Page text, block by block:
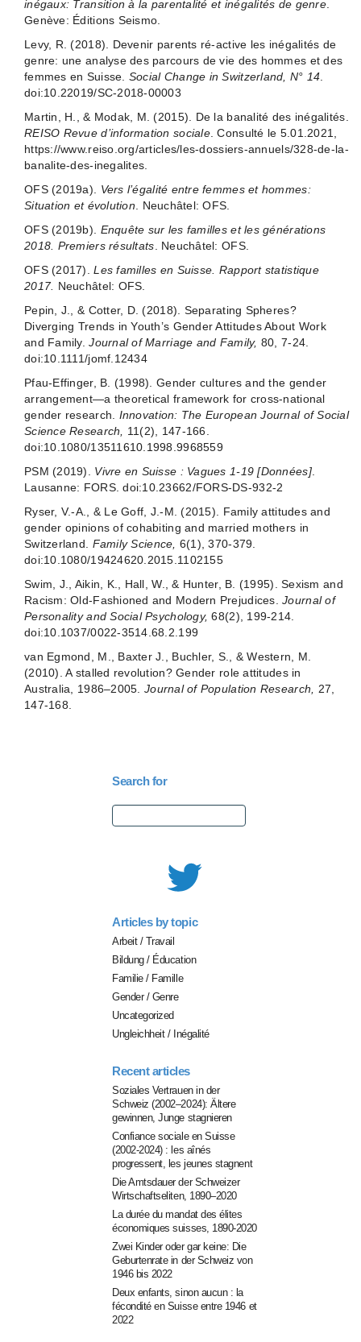
inégaux: Transition à la parentalité et inégalités de genre.
Genève: Éditions Seismo.
Levy, R. (2018). Devenir parents ré-active les inégalités de
genre: une analyse des parcours de vie des hommes et des
femmes en Suisse. Social Change in Switzerland, N° 14.
doi:10.22019/SC-2018-00003
Martin, H., & Modak, M. (2015). De la banalité des inégalités.
REISO Revue d’information sociale. Consulté le 5.01.2021,
https://www.reiso.org/articles/les-dossiers-annuels/328-de-la-
banalite-des-inegalites.
OFS (2019a). Vers l’égalité entre femmes et hommes:
Situation et évolution. Neuchâtel: OFS.
OFS (2019b). Enquête sur les familles et les générations
2018. Premiers résultats. Neuchâtel: OFS.
OFS (2017). Les familles en Suisse. Rapport statistique
2017. Neuchâtel: OFS.
Pepin, J., & Cotter, D. (2018). Separating Spheres?
Diverging Trends in Youth’s Gender Attitudes About Work
and Family.Journal of Marriage and Family, 80, 7-24.
doi:10.1111/jomf.12434
Pfau‐Effinger, B. (1998). Gender cultures and the gender
arrangement—a theoretical framework for cross‐national
gender research. Innovation: The European Journal of Social
Science Research, 11(2), 147-166.
doi:10.1080/13511610.1998.9968559
PSM (2019). Vivre en Suisse : Vagues 1-19 [Données].
Lausanne: FORS. doi:10.23662/FORS-DS-932-2
Ryser, V.-A., & Le Goff, J.-M. (2015). Family attitudes and
gender opinions of cohabiting and married mothers in
Switzerland. Family Science, 6(1), 370-379.
doi:10.1080/19424620.2015.1102155
Swim, J., Aikin, K., Hall, W., & Hunter, B. (1995). Sexism and
Racism: Old-Fashioned and Modern Prejudices.Journal of
Personality and Social Psychology,68(2), 199-214.
doi:10.1037/0022-3514.68.2.199
van Egmond, M., Baxter J., Buchler, S., & Western, M.
(2010). A stalled revolution? Gender role attitudes in
Australia, 1986–2005. Journal of Population Research, 27,
147-168.
Search for
Search
Articles by topic
Arbeit / Travail
Bildung / Éducation
Familie / Famille
Gender / Genre
Uncategorized
Ungleichheit / Inégalité
Recent articles
Soziales Vertrauen in der
Schweiz (2002–2024): Ältere
gewinnen, Junge stagnieren
Confiance sociale en Suisse
(2002-2024) : les aînés
progressent, les jeunes stagnent
Die Amtsdauer der Schweizer
Wirtschaftseliten, 1890–2020
La durée du mandat des élites
économiques suisses, 1890-2020
Zwei Kinder oder gar keine: Die
Geburtenrate in der Schweiz von
1946 bis 2022
Deux enfants, sinon aucun : la
fécondité en Suisse entre 1946 et
2022